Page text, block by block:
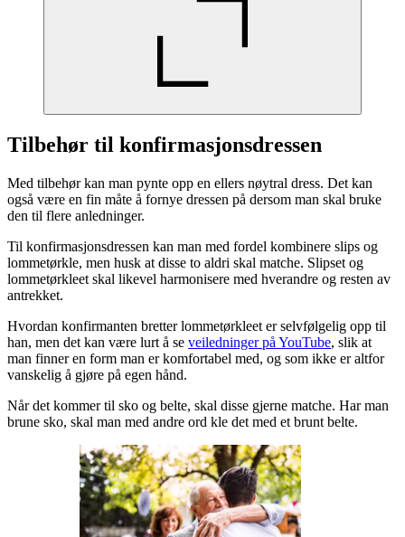
Tilbehør til konfirmasjonsdressen
Med tilbehør kan man pynte opp en ellers nøytral dress. Det kan
også være en fin måte å fornye dressen på dersom man skal bruke
den til flere anledninger.
Til konfirmasjonsdressen kan man med fordel kombinere slips og
lommetørkle, men husk at disse to aldri skal matche. Slipset og
lommetørkleet skal likevel harmonisere med hverandre og resten av
antrekket.
Hvordan konfirmanten bretter lommetørkleet er selvfølgelig opp til
han, men det kan være lurt å se veiledninger på YouTube, slik at
man finner en form man er komfortabel med, og som ikke er altfor
vanskelig å gjøre på egen hånd.
Når det kommer til sko og belte, skal disse gjerne matche. Har man
brune sko, skal man med andre ord kle det med et brunt belte.